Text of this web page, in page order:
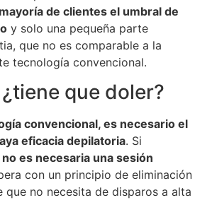
de clientes el umbral de
y solo una pequeña parte
que no es comparable a la
tecnología convencional.
que doler?
convencional, es necesario el
eficacia depilatoria. Si
es necesaria una sesión
con un principio de eliminación
que no necesita de disparos a alta